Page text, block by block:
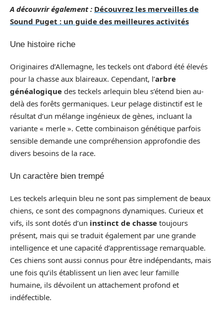
A découvrir également : Découvrez les merveilles de
Sound Puget : un guide des meilleures activités
Une histoire riche
Originaires d’Allemagne, les teckels ont d’abord été élevés
pour la chasse aux blaireaux. Cependant, l’arbre
généalogique des teckels arlequin bleu s’étend bien au-
delà des forêts germaniques. Leur pelage distinctif est le
résultat d’un mélange ingénieux de gènes, incluant la
variante « merle ». Cette combinaison génétique parfois
sensible demande une compréhension approfondie des
divers besoins de la race.
Un caractère bien trempé
Les teckels arlequin bleu ne sont pas simplement de beaux
chiens, ce sont des compagnons dynamiques. Curieux et
vifs, ils sont dotés d’un instinct de chasse toujours
présent, mais qui se traduit également par une grande
intelligence et une capacité d’apprentissage remarquable.
Ces chiens sont aussi connus pour être indépendants, mais
une fois qu’ils établissent un lien avec leur famille
humaine, ils dévoilent un attachement profond et
indéfectible.